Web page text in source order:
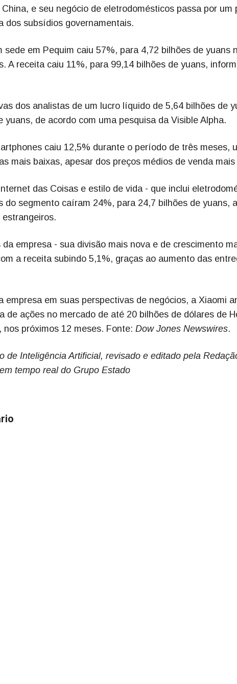
e seu negócio de eletrodomésticos passa por um
dos subsídios governamentais.
sede em Pequim caiu 57%, para 4,72 bilhões de yuans
A receita caiu 11%, para 99,14 bilhões de yuans,
dos analistas de um lucro líquido de 5,64 bilhões de
yuans, de acordo com uma pesquisa da Visible Alpha.
caiu 12,5% durante o período de três meses,
mais baixas, apesar dos preços médios de venda
das Coisas e estilo de vida - que inclui
do segmento caíram 24%, para 24,7 bilhões de yuans,
empresa - sua divisão mais nova e de crescimento
a receita subindo 5,1%, graças ao aumento das
empresa em suas perspectivas de negócios, a Xiaomi
de ações no mercado de até 20 bilhões de dólares de
próximos 12 meses. Fonte: Dow Jones Newswires.
de Inteligência Artificial, revisado e editado pela
tempo real do Grupo Estado